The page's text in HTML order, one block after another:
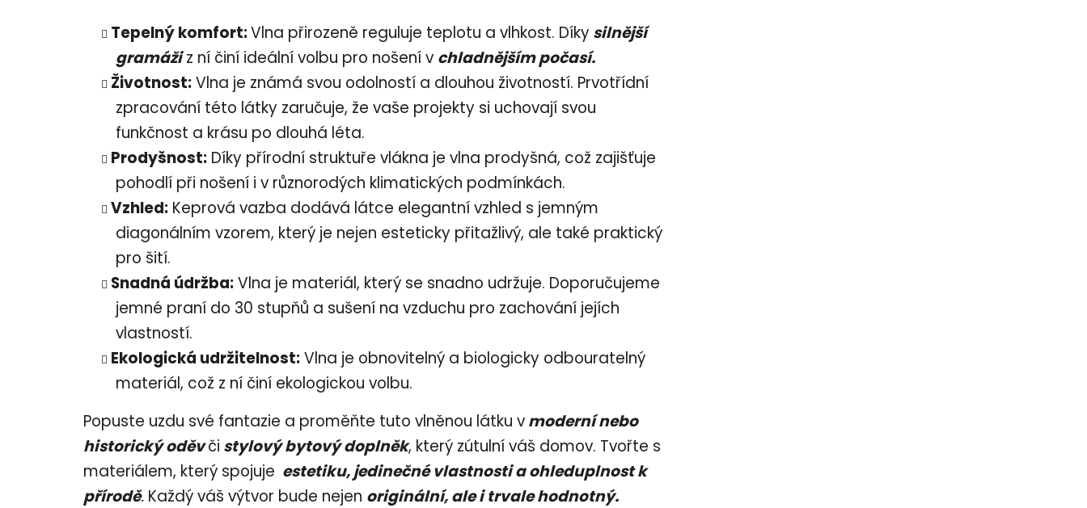
Tepelný komfort:Vlna přirozeně reguluje teplotu a vlhkost. Díky silnější
gramážiz ní činí ideální volbu pro nošení v chladnějším počasí.
Životnost:Vlna je známá svou odolností a dlouhou životností. Prvotřídní
zpracování této látky zaručuje, že vaše projekty si uchovají svou
funkčnost a krásu po dlouhá léta.
Prodyšnost: Díky přírodní struktuře vlákna je vlna prodyšná, což zajišťuje
pohodlí při nošení i v různorodých klimatických podmínkách.
Vzhled: Keprová vazba dodává látce elegantní vzhled s jemným
diagonálním vzorem, který je nejen esteticky přitažlivý, ale také praktický
pro šití.
Snadná údržba:Vlna je materiál, který se snadno udržuje. Doporučujeme
jemné praní do 30 stupňů a sušení na vzduchu pro zachování jejích
vlastností.
Ekologická udržitelnost:Vlna je obnovitelný a biologicky odbouratelný
materiál, což z ní činí ekologickou volbu.
Popuste uzdu své fantazie a proměňte tuto vlněnou látku vmoderní nebo
historický oděvči stylový bytový doplněk, který zútulní váš domov. Tvořte s
materiálem, který spojuje estetiku, jedinečné vlastnosti a ohleduplnost k
přírodě. Každý váš výtvor bude nejen originální, ale i trvale hodnotný.